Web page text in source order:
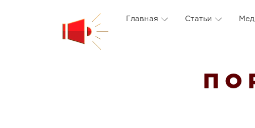
Главная Статьи
П О